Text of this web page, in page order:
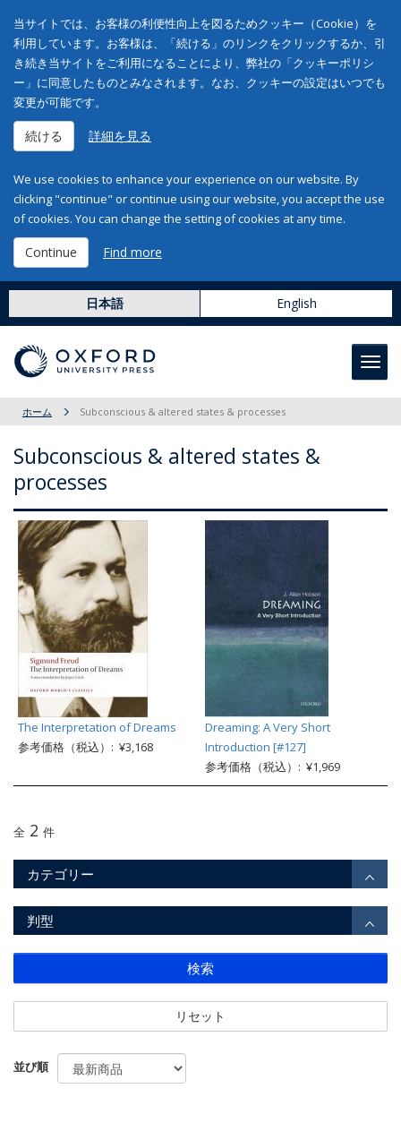
当サイトでは、お客様の利便性向上を図るためクッキー（Cookie）を
利用しています。お客様は、「続ける」のリンクをクリックするか、引
き続き当サイトをご利用になることにより、弊社の「クッキーポリシ
ー」に同意したものとみなされます。なお、クッキーの設定はいつでも
変更が可能です。
続ける 詳細を見る
We use cookies to enhance your experience on our website. By
clicking "continue" or continue using our website, you accept the use
of cookies. You can change the setting of cookies at any time.
Continue Find more
日本語 English
ホーム Subconscious & altered states & processes
Subconscious & altered states &
processes
The Interpretation of Dreams
参考価格（税込）: ¥3,168
Dreaming: A Very Short
Introduction [#127]
参考価格（税込）: ¥1,969
全 2 件
カテゴリー
判型
検索
リセット
並び順